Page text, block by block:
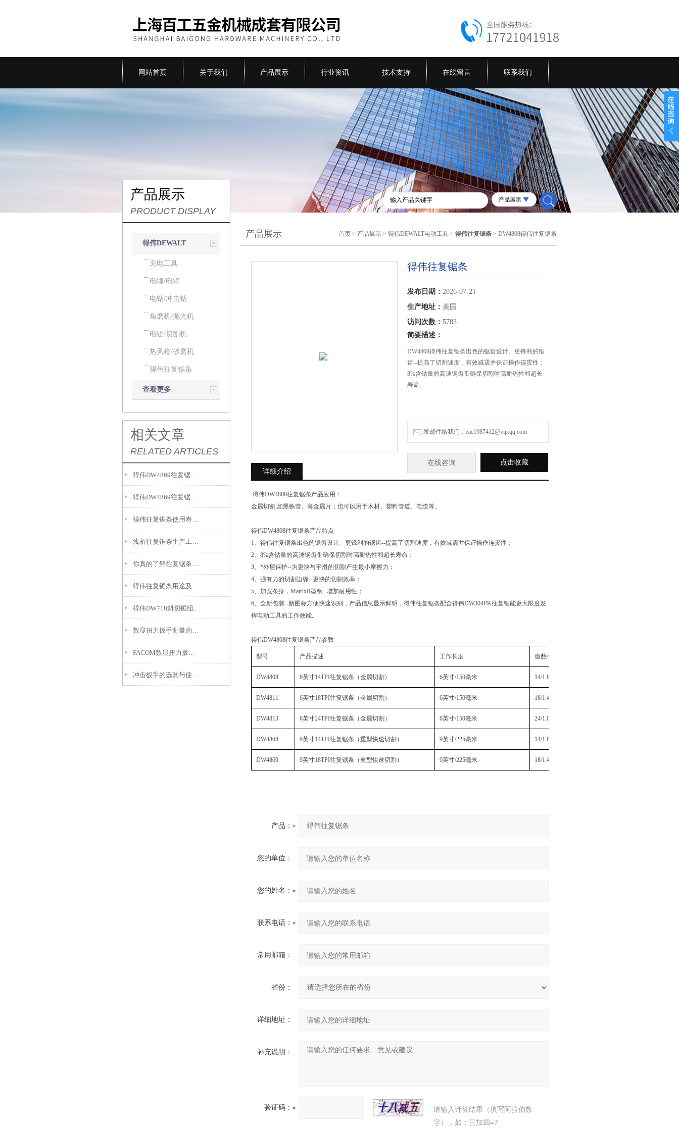
网站首页 关于我们 产品展示 行业资讯 技术支持 在线留言 联系我们
产品展示
PRODUCT DISPLAY
得伟DEWALT
电动工具
充电工具
电锤/电镐
电钻/冲击钻
角磨机/抛光机
电锯/切割机
热风枪/砂磨机
得伟往复锯条
查看更多
相关文章
RELATED ARTICLES
得伟DW4869往复锯条：精密齿形与高效切割的融合
得伟DW4869往复锯条：重塑切割体验的硬核利器
得伟往复锯条使用寿命想要得到延长，就要注意以下问题
产品展示 首页 > 产品展示 >得伟DEWALT电动工具 >得伟往复锯条 > DW4808得伟往复锯条
得伟往复锯条
发布日期： 2026-07-21
生产地址： 美国
访问次数： 5783
简要描述：
DW4808得伟往复锯条出色的锯齿设计、更锋利的锯
齿--提高了切割速度，有效减震并保证操作连贯性；
8%含钴量的高速钢齿带确保切割时高耐热性和超长
寿命。
发邮件给我们：zac1987412@vip.qq.com
在线咨询
点击收藏
详细介绍
得伟DW4808往复锯条产品应用：
金属切割,如黑铁管、薄金属片；也可以用于木材、塑料管道、电缆等。
得伟DW4808往复锯条产品特点
1、得伟往复锯条出色的锯齿设计、更锋利的锯齿--提高了切割速度，有效减震并保证操作连贯性；
2、8%含钴量的高速钢齿带确保切割时高耐热性和超长寿命；
3、*外层保护--为更快与平滑的切割产生最小摩擦力；
4、强有力的切割边缘--更快的切割效率；
5、加宽条身，MatrixII型钢--增加耐用性；
6、全新包装--新图标方便快速识别，产品信息显示鲜明，得伟往复锯条配合得伟DW304PK往复锯能更大限度发
挥电动工具的工作效能。
得伟DW4808往复锯条产品参数
型号 产品描述 工作长度 齿数/齿距
DW4808 6英寸14TPI往复锯条 （金属切割） 6英寸/150毫米 14/1.8mm
DW4811 6英寸18TPI往复锯条 （金属切割） 6英寸/150毫米 18/1.4mm
DW4813 6英寸24TPI往复锯条 （金属切割） 6英寸/150毫米 24/1.0mm
DW4868 9英寸14TPI往复锯条 （重型快速切割） 9英寸/225毫米 14/1.8mm
DW4869 9英寸18TPI往复锯条 （重型快速切割） 9英寸/225毫米 18/1.4mm
产品：
您的单位：
您的姓名：
联系电话：
常用邮箱：
省份：
详细地址：
补充说明：
验证码：
请输入计算结果（填写阿拉伯数
字），如：三加四=7